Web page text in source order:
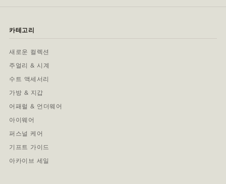
카테고리
새로운 컬렉션
주얼리 & 시계
수트 액세서리
가방 & 지갑
어패럴 & 언더웨어
아이웨어
퍼스널 케어
기프트 가이드
아카이브 세일